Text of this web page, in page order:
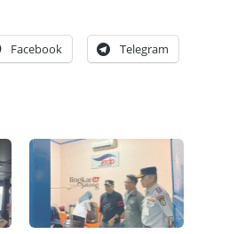
Facebook Telegram